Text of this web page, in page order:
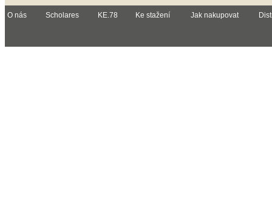
O nás Scholares KE.78 Ke stažení Jak nakupovat